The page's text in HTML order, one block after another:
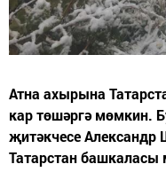
Атна ахырына
кар төшәргә мөмкин.
җитәкчесе Александр
Татарстан башкаласы